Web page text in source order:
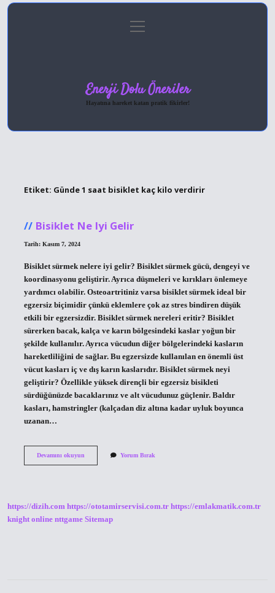
Gizlilik Politikası
menüyü
aç
Enerji Dolu Öneriler
Hayatına hareket katan pratik fikirler!
Etiket: Günde 1 saat bisiklet kaç kilo verdirir
Bisiklet Ne Iyi Gelir
Tarih: Kasım 7, 2024
Bisiklet sürmek nelere iyi gelir? Bisiklet sürmek gücü, dengeyi ve
koordinasyonu geliştirir. Ayrıca düşmeleri ve kırıkları önlemeye
yardımcı olabilir. Osteoartritiniz varsa bisiklet sürmek ideal bir
egzersiz biçimidir çünkü eklemlere çok az stres bindiren düşük
etkili bir egzersizdir. Bisiklet sürmek nereleri eritir? Bisiklet
sürerken bacak, kalça ve karın bölgesindeki kaslar yoğun bir
şekilde kullanılır. Ayrıca vücudun diğer bölgelerindeki kasların
hareketliliğini de sağlar. Bu egzersizde kullanılan en önemli üst
vücut kasları iç ve dış karın kaslarıdır. Bisiklet sürmek neyi
geliştirir? Özellikle yüksek dirençli bir egzersiz bisikleti
sürdüğünüzde bacaklarınız ve alt vücudunuz güçlenir. Baldır
kasları, hamstringler (kalçadan diz altına kadar uyluk boyunca
uzanan…
Devamını okuyunBisiklet
Yorum Bırak
https://dizih.com https://ototamirservisi.com.tr https://emlakmatik.com.tr
knight online nttgame Sitemap